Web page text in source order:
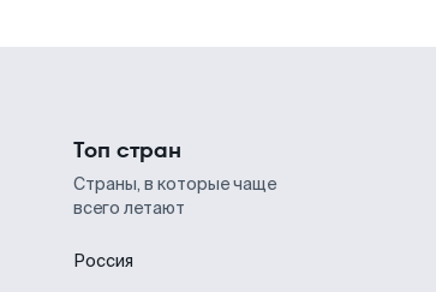
Топ стран
Страны, в которые чаще
всего летают
Россия